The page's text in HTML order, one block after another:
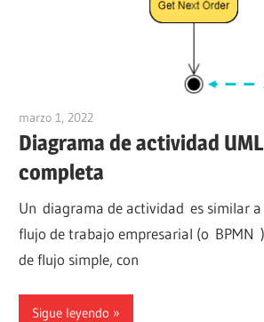
marzo 1, 2022
Diagrama de actividad
completa
Un diagrama de actividad es similar
flujo de trabajo empresarial (o BPMN
de flujo simple, con
Sigue leyendo